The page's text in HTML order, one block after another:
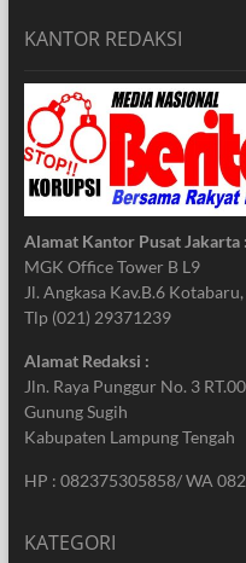
KANTOR REDAKSI
Alamat Kantor Pusat Jakarta :
MGK Office Tower B L9
Jl. Angkasa Kav.B.6
Tlp (021) 29371239
Alamat Redaksi :
Jln. Raya Punggur No. 3
Gunung Sugih
Kabupaten Lampung Tengah
HP : 082375305858/ WA
KATEGORI